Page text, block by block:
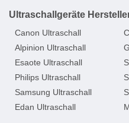
Ultraschallgeräte
Canon Ultraschall
Alpinion Ultraschall
Esaote Ultraschall
Philips Ultraschall
Samsung Ultraschall
Edan Ultraschall